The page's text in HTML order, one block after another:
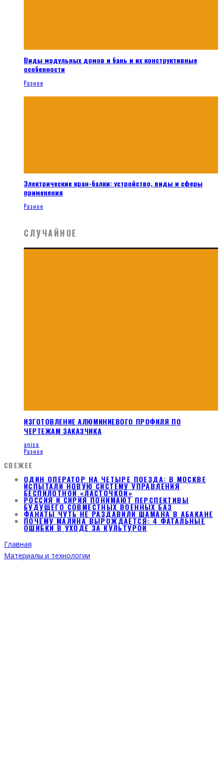
Виды модульных домов и бань и их конструктивные
особенности
Разное
Электрические кран-балки: устройство, виды и сферы
применения
Разное
СЛУЧАЙНОЕ
ИЗГОТОВЛЕНИЕ АЛЮМИНИЕВОГО ПРОФИЛЯ ПО
ЧЕРТЕЖАМ ЗАКАЗЧИКА
anisa
Разное
СВЕЖЕЕ
ОДИН ОПЕРАТОР НА ЧЕТЫРЕ ПОЕЗДА: В МОСКВЕ
ИСПЫТАЛИ НОВУЮ СИСТЕМУ УПРАВЛЕНИЯ
БЕСПИЛОТНОЙ «ЛАСТОЧКОЙ»
РОССИЯ И СИРИЯ ПОНИМАЮТ ПЕРСПЕКТИВЫ
БУДУЩЕГО СОВМЕСТНЫХ ВОЕННЫХ БАЗ
ФАНАТЫ ЧУТЬ НЕ РАЗДАВИЛИ ШАМАНА В АБАКАНЕ
ПОЧЕМУ МАЛИНА ВЫРОЖДАЕТСЯ: 4 ФАТАЛЬНЫЕ
ОШИБКИ В УХОДЕ ЗА КУЛЬТУРОЙ
Главная
Материалы и технологии